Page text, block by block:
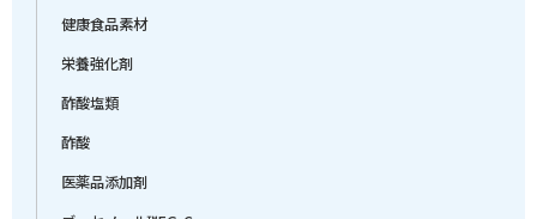
健康食品素材
栄養強化剤
酢酸塩類
酢酸
医薬品添加剤